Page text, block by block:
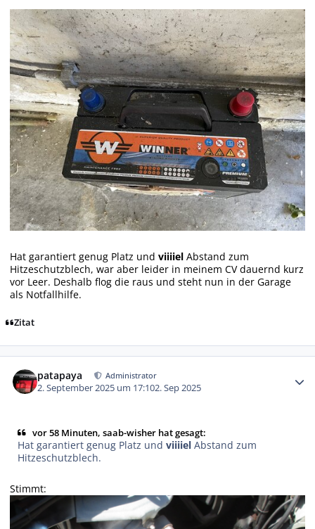
Hat garantiert genug Platz und viiiiel Abstand zum
Hitzeschutzblech, war aber leider in meinem CV dauernd kurz
vor Leer. Deshalb flog die raus und steht nun in der Garage
als Notfallhilfe.
Zitat
patapaya Administrator
2. September 2025 um 17:102. Sep 2025
vor 58 Minuten, saab-wisher hat gesagt:
Hat garantiert genug Platz undviiiielAbstand zum
Hitzeschutzblech.
Stimmt: